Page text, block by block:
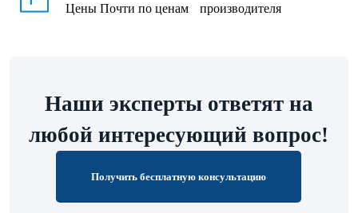
Цены Почти по ценам производителя
Наши эксперты ответят на
любой интересующий вопрос!
Получить бесплатную консультацию